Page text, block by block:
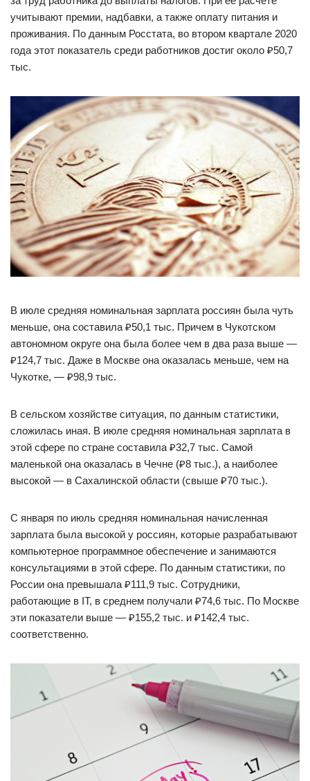
учитывают премии, надбавки, а также оплату питания и
проживания. По данным Росстата, во втором квартале 2020
года этот показатель среди работников достиг около ₽50,7
тыс.
В июле средняя номинальная зарплата россиян была чуть
меньше, она составила ₽50,1 тыс. Причем в Чукотском
автономном округе она была более чем в два раза выше —
₽124,7 тыс. Даже в Москве она оказалась меньше, чем на
Чукотке, — ₽98,9 тыс.
В сельском хозяйстве ситуация, по данным статистики,
сложилась иная. В июле средняя номинальная зарплата в
этой сфере по стране составила ₽32,7 тыс. Самой
маленькой она оказалась в Чечне (₽8 тыс.), а наиболее
высокой — в Сахалинской области (свыше ₽70 тыс.).
С января по июль средняя номинальная начисленная
зарплата была высокой у россиян, которые разрабатывают
компьютерное программное обеспечение и занимаются
консультациями в этой сфере. По данным статистики, по
России она превышала ₽111,9 тыс. Сотрудники,
работающие в IT, в среднем получали ₽74,6 тыс. По Москве
эти показатели выше — ₽155,2 тыс. и ₽142,4 тыс.
соответственно.